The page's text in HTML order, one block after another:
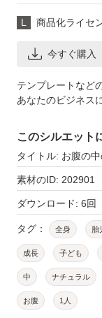
L 商品化ライセ
今すぐ購入
テンプレートなど
あなたのビジネス
このシルエット
タイトル: お腹の
素材のID: 202901
ダウンロード: 6回
タグ： 全身 胎
成長 子ども
中 ナチュラル
お腹 1人